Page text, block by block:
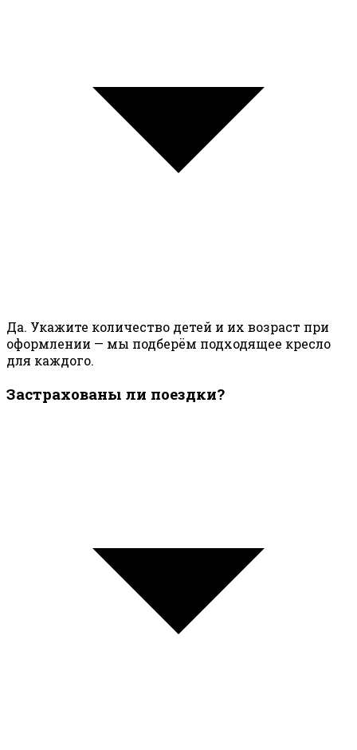
Да. Укажите количество детей и их возраст при
оформлении — мы подберём подходящее кресло
для каждого.
Застрахованы ли поездки?